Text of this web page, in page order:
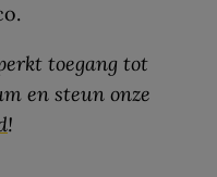
toegang tot
en steun onze
!